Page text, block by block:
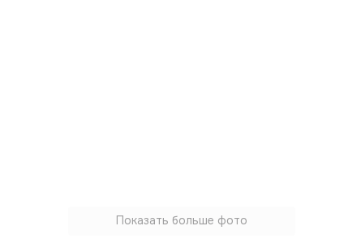
Показать больше фото